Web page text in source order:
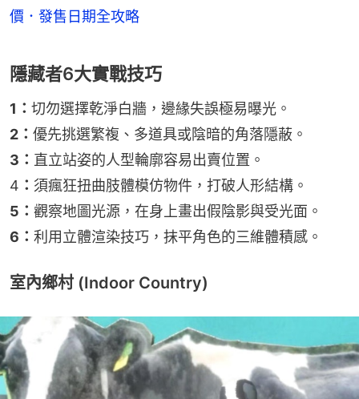
價．發售日期全攻略
隱藏者6大實戰技巧
1： 切勿選擇乾淨白牆，邊緣失誤極易曝光。
2： 優先挑選繁複、多道具或陰暗的角落隱蔽。
3： 直立站姿的人型輪廓容易出賣位置。
4 ： 須瘋狂扭曲肢體模仿物件，打破人形結構。
5： 觀察地圖光源，在身上畫出假陰影與受光面。
6： 利用立體渲染技巧，抹平角色的三維體積感。
室內鄉村 (Indoor Country)